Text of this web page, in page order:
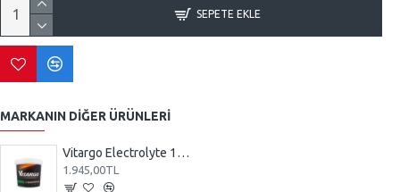
SEPETE EKLE
MARKANIN DIĞER ÜRÜNLERI
Vitargo Electrolyte 1000 gr
1.945,00TL